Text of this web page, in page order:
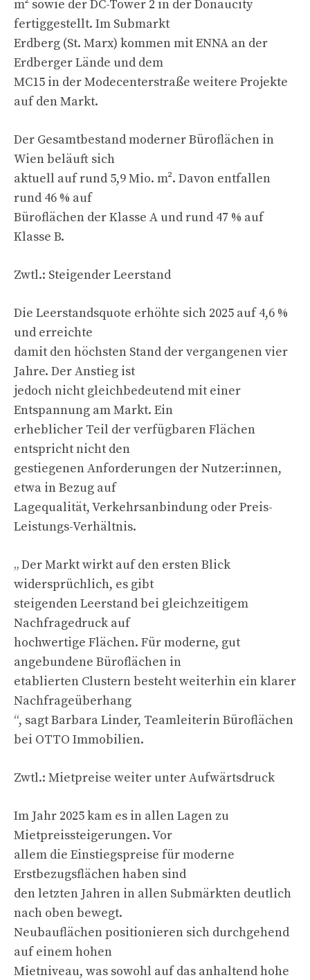
m² sowie der DC-Tower 2 in der Donaucity
fertiggestellt. Im Submarkt
Erdberg (St. Marx) kommen mit ENNA an der
Erdberger Lände und dem
MC15 in der Modecenterstraße weitere Projekte
auf den Markt.
Der Gesamtbestand moderner Büroflächen in
Wien beläuft sich
aktuell auf rund 5,9 Mio. m². Davon entfallen
rund 46 % auf
Büroflächen der Klasse A und rund 47 % auf
Klasse B.
Zwtl.: Steigender Leerstand
Die Leerstandsquote erhöhte sich 2025 auf 4,6 %
und erreichte
damit den höchsten Stand der vergangenen vier
Jahre. Der Anstieg ist
jedoch nicht gleichbedeutend mit einer
Entspannung am Markt. Ein
erheblicher Teil der verfügbaren Flächen
entspricht nicht den
gestiegenen Anforderungen der Nutzer:innen,
etwa in Bezug auf
Lagequalität, Verkehrsanbindung oder Preis-
Leistungs-Verhältnis.
„ Der Markt wirkt auf den ersten Blick
widersprüchlich, es gibt
steigenden Leerstand bei gleichzeitigem
Nachfragedruck auf
hochwertige Flächen. Für moderne, gut
angebundene Büroflächen in
etablierten Clustern besteht weiterhin ein klarer
Nachfrageüberhang
“, sagt Barbara Linder, Teamleiterin Büroflächen
bei OTTO Immobilien.
Zwtl.: Mietpreise weiter unter Aufwärtsdruck
Im Jahr 2025 kam es in allen Lagen zu
Mietpreissteigerungen. Vor
allem die Einstiegspreise für moderne
Erstbezugsflächen haben sind
den letzten Jahren in allen Submärkten deutlich
nach oben bewegt.
Neubauflächen positionieren sich durchgehend
auf einem hohen
Mietniveau, was sowohl auf das anhaltend hohe